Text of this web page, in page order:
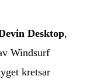
Desktop,
Windsurf
kretsar